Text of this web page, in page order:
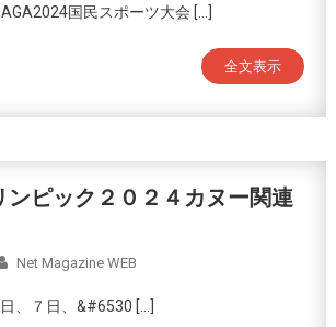
国民スポーツ大会 […]
全文表示
ンピック２０２４カヌー関連
Net Magazine WEB
、７日、&#6530 […]